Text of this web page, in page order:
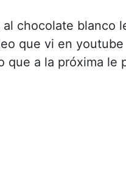
chocolate blanco
que vi en
que a la próxima le